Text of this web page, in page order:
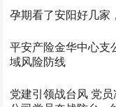
孕期看了安阳好几家
平安产险金华中心支
域风险防线
党建引领战台风 党